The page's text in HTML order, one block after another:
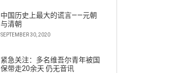
中国历史上最大的谎言——元朝
与清朝
SEPTEMBER 30, 2020
紧急关注：多名维吾尔青年被国
保带走20余天 仍无音讯